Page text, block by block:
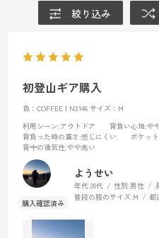
絞り込み
初登山ギア購入
色：COFFEE | N3146 サイズ：M
利用シーン:アウトドア 背負い心地:や
背負った時の重さ:感じにくい ポケッ
背中の通気性:やや高い
ようせい
年代:20代 性別:男性
普段の服のサイズ:M 都